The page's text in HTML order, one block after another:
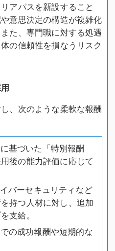
アパスを新設すること
意思決定の構造が複雑化
た、専門職に対する処遇
の信頼性を損なうリスク
、次のような柔軟な報酬
基づいた「特別報酬
後の能力評価に応じて
バーセキュリティなど
持つ人材に対し、追加
支給。
の成功報酬や短期的な